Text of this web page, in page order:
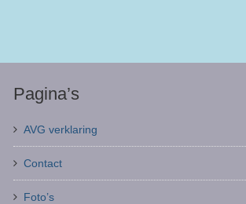
Pagina’s
AVG verklaring
Contact
Foto’s